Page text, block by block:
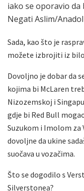
iako se oporavio da
Negati Aslim/
Sada, kao što je
možete izbrojiti iz bilo
Dovoljno je dobar da
kojima bi McLaren
Nizozemskoj i
gdje bi Red Bull
Suzukom i Imolom za
dovoljne da ukine
suočava u vozačima.
Što se dogodilo s
Silverstonea?